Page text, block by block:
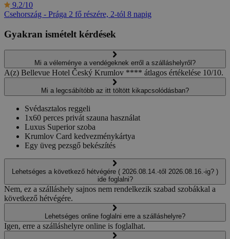
9.2/10
Csehország - Prága 2 fő részére, 2-tól 8 napig
Gyakran ismételt kérdések
Mi a véleménye a vendégeknek erről a szálláshelyről?
A(z) Bellevue Hotel Český Krumlov **** átlagos értékelése 10/10.
Mi a legcsábítóbb az itt töltött kikapcsolódásban?
Svédasztalos reggeli
1x60 perces privát szauna használat
Luxus Superior szoba
Krumlov Card kedvezménykártya
Egy üveg pezsgő bekészítés
Lehetséges a következő hétvégére ( 2026.08.14.-től 2026.08.16.-ig? )
ide foglalni?
Nem, ez a szálláshely sajnos nem rendelkezik szabad szobákkal a
következő hétvégére.
Lehetséges online foglalni erre a szálláshelyre?
Igen, erre a szálláshelyre online is foglalhat.